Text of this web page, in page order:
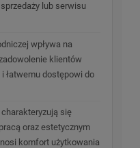
lub serwisu
wpływa na
klientów
łatwemu dostępowi do
się
oraz estetycznym
komfort użytkowania